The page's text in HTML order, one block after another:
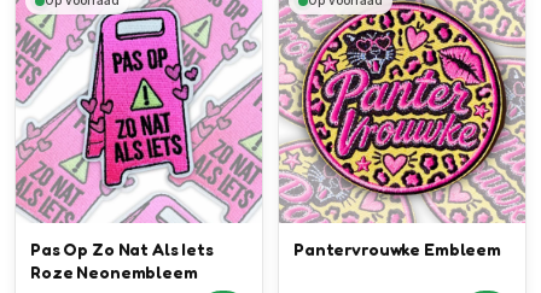
Pas Op Zo Nat Als Iets
Roze Neonembleem
Pantervrouwke Embleem